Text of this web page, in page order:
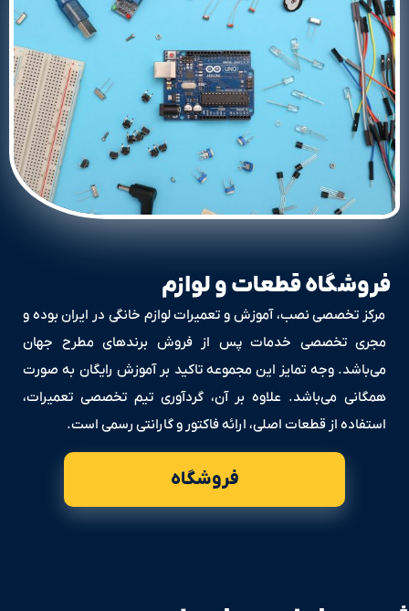
فروشگاه قطعات و لوازم
مرکز تخصصی نصب، آموزش و تعمیرات لوازم خانگی در ایران بوده و
مجری تخصصی خدمات پس از فروش برندهای مطرح جهان
می‌باشد. وجه تمایز این مجموعه تاکید بر آموزش رایگان به صورت
همگانی می‌باشد. علاوه بر آن، گردآوری تیم تخصصی تعمیرات،
استفاده از قطعات اصلی، ارائه فاکتور و گارانتی رسمی است.
فروشگاه